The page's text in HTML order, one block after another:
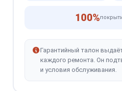
100%
Гарантийный талон
каждого ремонта. Он
и условия обслуживания.